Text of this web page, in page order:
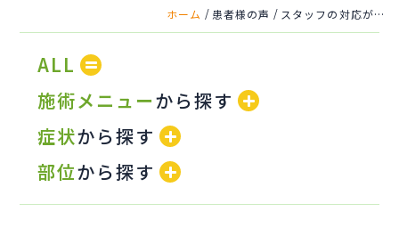
ホーム / 患者様の声 / スタッフの対応がとっても丁寧
ALL
施術メニューから探す
症状から探す
部位から探す